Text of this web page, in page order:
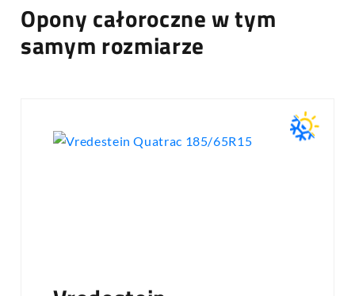
Opony całoroczne w tym
samym rozmiarze